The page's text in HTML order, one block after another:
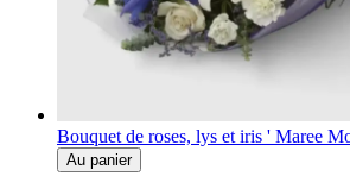
Bouquet de roses, lys et iris ' Maree
Au panier